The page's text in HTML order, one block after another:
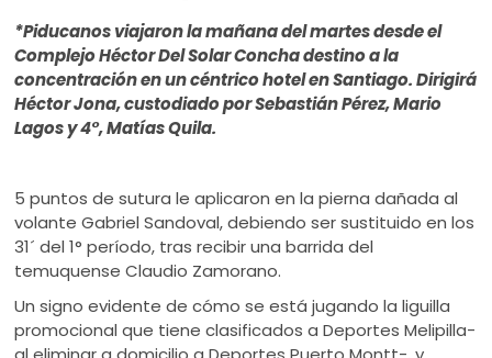
ú
*Piducanos viajaron la mañana del martes desde el
Complejo Héctor Del Solar Concha destino a la
concentración en un céntrico hotel en Santiago. Dirigirá
Héctor Jona, custodiado por Sebastián Pérez, Mario
Lagos y 4°, Matías Quila.
5 puntos de sutura le aplicaron en la pierna dañada al
volante Gabriel Sandoval, debiendo ser sustituido en los
31´ del 1° período, tras recibir una barrida del
temuquense Claudio Zamorano.
Un signo evidente de cómo se está jugando la liguilla
promocional que tiene clasificados a Deportes Melipilla-